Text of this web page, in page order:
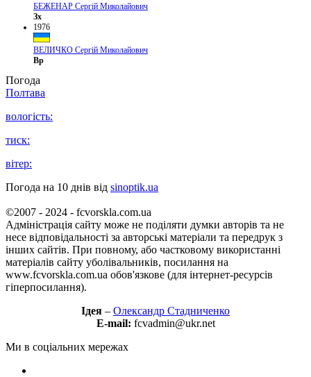
БЕЖЕНАР Сергій Миколайович
Зх
1976
ВЕЛИЧКО Сергій Миколайович
Вр
Погода
Полтава
вологість:
тиск:
вітер:
Погода на 10 днів від sinoptik.ua
©2007 - 2024 - fcvorskla.com.ua
Адміністрація сайту може не поділяти думки авторів та не
несе відповідальності за авторські матеріали та передрук з
інших сайтів. При повному, або частковому використанні
матеріалів сайту уболівальників, посилання на
www.fcvorskla.com.ua обов'язкове (для інтернет-ресурсів
гіперпосилання).
Ідея – Олександр Стадниченко
E-mail: fcvadmin@ukr.net
Ми в соціальних мережах